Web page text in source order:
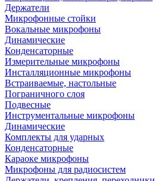
Держатели
Микрофонные стойки
Вокальные микрофоны
Динамические
Конденсаторные
Измерительные микрофоны
Инсталляционные микрофоны
Встраиваемые, настольные
Пограничного слоя
Подвесные
Инструментальные микрофоны
Динамические
Комплекты для ударных
Конденсаторные
Караоке микрофоны
Микрофоны для радиосистем